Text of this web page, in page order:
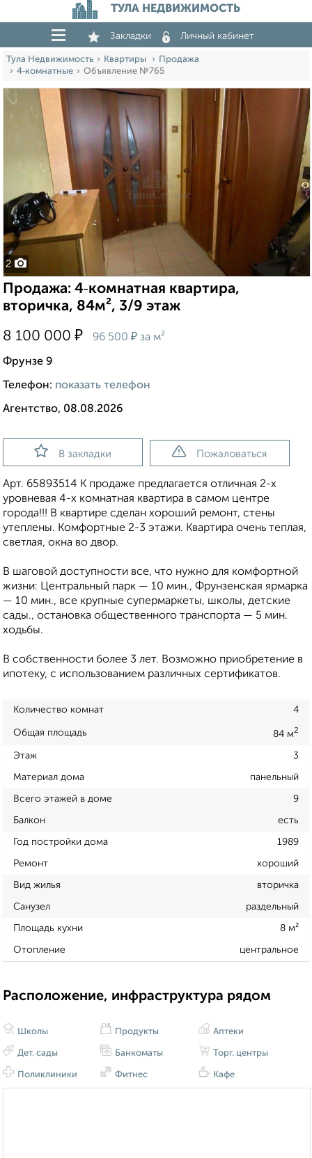
ТУЛА НЕДВИЖИМОСТЬ
Закладки Личный кабинет
Тула Недвижимость Квартиры
Продажа
4‑комнатные
Объявление №765
2
Продажа: 4‑комнатная квартира,
вторичка, 84м², 3/9 этаж
8 100 000 ₽ 96 500 ₽ за м²
Фрунзе 9
Телефон: показать телефон
Агентство, 08.08.2026
В закладки Пожаловаться
Арт. 65893514 К продаже предлагается отличная 2-х
уровневая 4-х комнатная квартира в самом центре
города!!! В квартире сделан хороший ремонт, стены
утеплены. Комфортные 2-3 этажи. Квартира очень теплая,
светлая, окна во двор.
В шаговой доступности все, что нужно для комфортной
жизни: Центральный парк — 10 мин., Фрунзенская ярмарка
— 10 мин., все крупные супермаркеты, школы, детские
сады., остановка общественного транспорта — 5 мин.
ходьбы.
В собственности более 3 лет. Возможно приобретение в
ипотеку, с использованием различных сертификатов.
Количество комнат 4
Общая площадь 84 м2
Этаж 3
Материал дома панельный
Всего этажей в доме 9
Балкон есть
Год постройки дома 1989
Ремонт хороший
Вид жилья вторичка
Санузел раздельный
Площадь кухни 8 м²
Отопление центральное
Расположение, инфраструктура рядом
Школы
Дет. сады
Поликлиники
Продукты
Банкоматы
Фитнес
Аптеки
Торг. центры
Кафе